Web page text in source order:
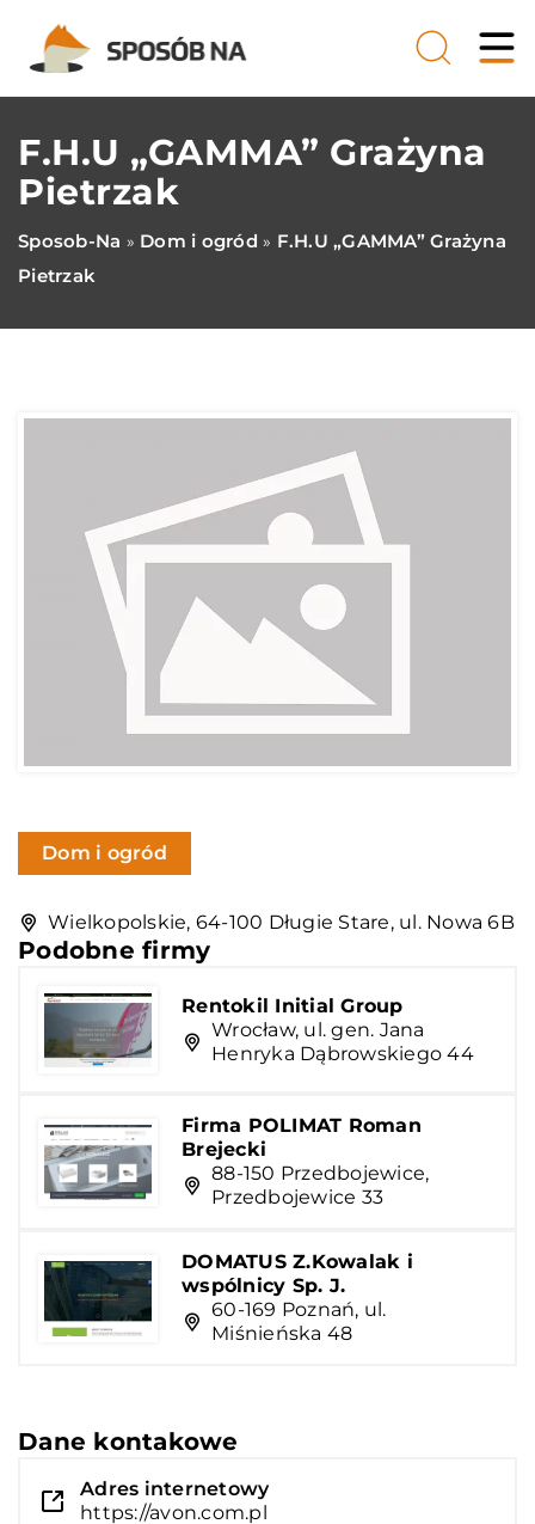
F.H.U „GAMMA” Grażyna
Pietrzak
Sposob-Na » Dom i ogród » F.H.U „GAMMA” Grażyna
Pietrzak
Dom i ogród
Wielkopolskie, 64-100 Długie Stare, ul. Nowa 6B
Podobne firmy
Rentokil Initial Group
Wrocław, ul. gen. Jana
Henryka Dąbrowskiego 44
Firma POLIMAT Roman
Brejecki
88-150 Przedbojewice,
Przedbojewice 33
DOMATUS Z.Kowalak i
wspólnicy Sp. J.
60-169 Poznań, ul.
Miśnieńska 48
Dane kontakowe
Adres internetowy
https://avon.com.pl